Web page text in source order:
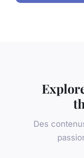
Des